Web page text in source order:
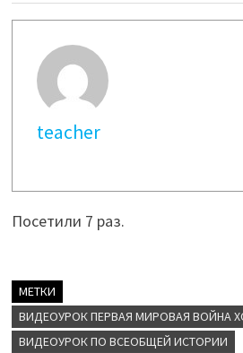
teacher
Посетили 7 раз.
МЕТКИ
ВИДЕОУРОК ПЕРВАЯ МИРОВАЯ ВОЙНА
ВИДЕОУРОК ПО ВСЕОБЩЕЙ ИСТОРИИ